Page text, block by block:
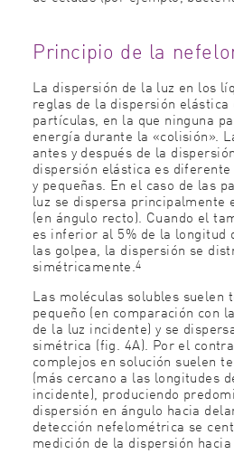
Principio de la
La dispersión de la luz en los
reglas de la dispersión
partículas, en la que ninguna
energía durante la «colisión».
antes y después de la
dispersión elástica es
y pequeñas. En el caso de las
luz se dispersa principalmente
(en ángulo recto). Cuando el
es inferior al 5% de la longitud
las golpea, la dispersión se
simétricamente.4
Las moléculas solubles suelen
pequeño (en comparación con
de la luz incidente) y se
simétrica (fig. 4A). Por el
complejos en solución suelen
(más cercano a las longitudes
incidente), produciendo
dispersión en ángulo hacia
detección nefelométrica se
medición de la dispersión